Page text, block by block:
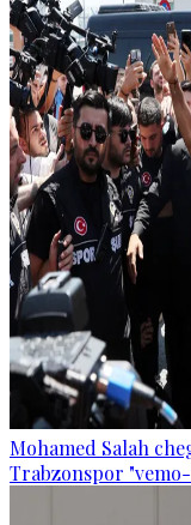
Mohamed Salah
Trabzonspor